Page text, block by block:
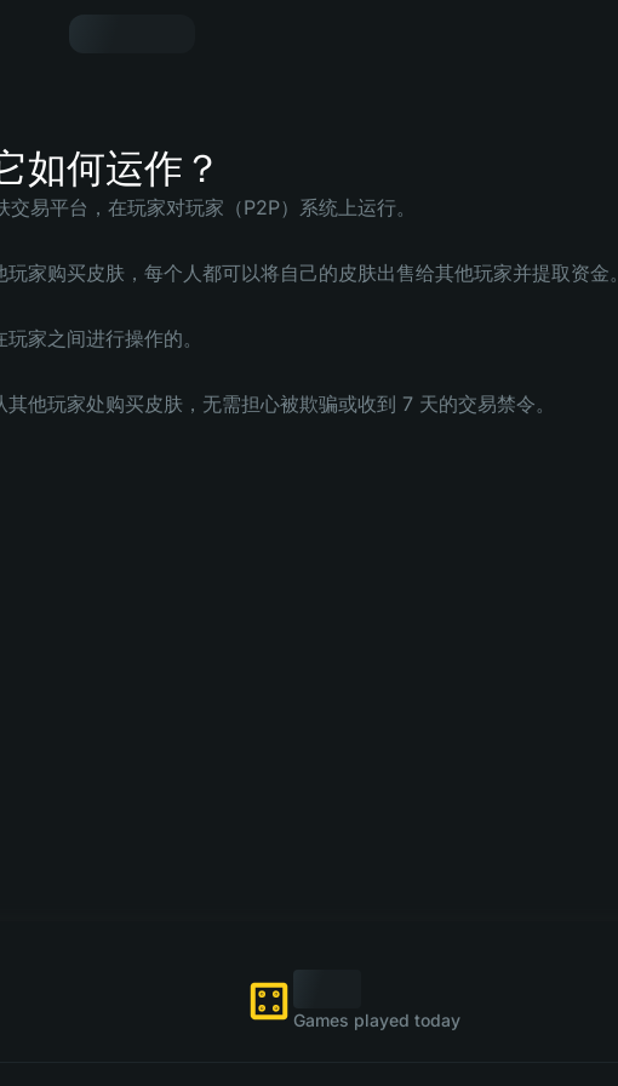
如何运作？
易平台，在玩家对玩家（P2P）系统上运行。
家购买皮肤，每个人都可以将自己的皮肤出售给其他玩家并提取资金。
家之间进行操作的。
他玩家处购买皮肤，无需担心被欺骗或收到 7 天的交易禁令。
Games played today